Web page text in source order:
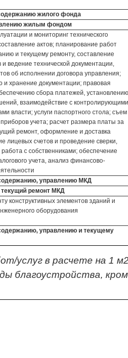
жилого фонда
жилым фондом
и мониторинг технического
актов; планирование работ
и текущему ремонту, составление
ведение технической документации,
об исполнении договора управления;
и хранение документации; правовая
сбора платежей, установлению
взаимодействие с контролирующими
власти; услуги паспортного стола; съем
учета; расчет размера платы за
ремонт, оформление и доставка
лицевых счетов и проведение сверки,
с собственниками; обеспечение
учета, анализ финансово-
управлению МКД
ремонт МКД
конструктивных элементов зданий и
оборудования
управлению и текущему
услуг в расчете на 1
благоустройства,